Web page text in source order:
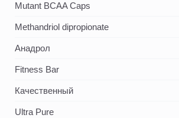
Mutant BCAA Caps
Methandriol dipropionate
Анадрол
Fitness Bar
Качественный
Ultra Pure